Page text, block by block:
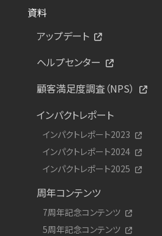
資料
アップデート
ヘルプセンター
顧客満足度調査（NPS）
インパクトレポート
インパクトレポート2023
インパクトレポート2024
インパクトレポート2025
周年コンテンツ
7周年記念コンテンツ
5周年記念コンテンツ